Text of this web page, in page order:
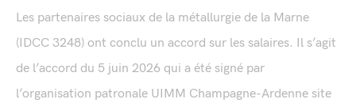
Les partenaires sociaux de la métallurgie de la Marne
(IDCC 3248) ont conclu un accord sur les salaires. Il s’agit
de l’accord du 5 juin 2026 qui a été signé par
l’organisation patronale UIMM Champagne-Ardenne site